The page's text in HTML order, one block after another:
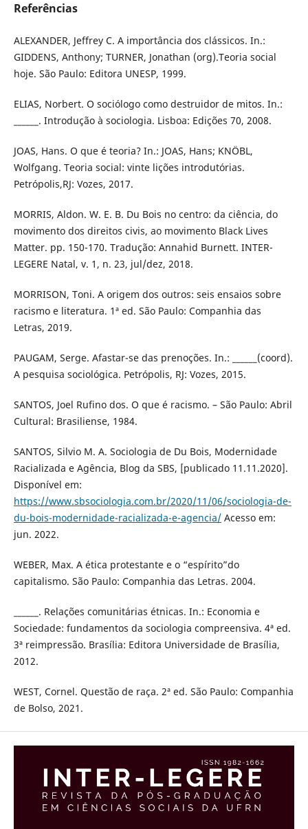
Referências
ALEXANDER, Jeffrey C. A importância dos clássicos. In.:
GIDDENS, Anthony; TURNER, Jonathan (org).Teoria social
hoje. São Paulo: Editora UNESP, 1999.
ELIAS, Norbert. O sociólogo como destruidor de mitos. In.:
______. Introdução à sociologia. Lisboa: Edições 70, 2008.
JOAS, Hans. O que é teoria? In.: JOAS, Hans; KNÖBL,
Wolfgang. Teoria social: vinte lições introdutórias.
Petrópolis,RJ: Vozes, 2017.
MORRIS, Aldon. W. E. B. Du Bois no centro: da ciência, do
movimento dos direitos civis, ao movimento Black Lives
Matter. pp. 150-170. Tradução: Annahid Burnett. INTER-
LEGERE Natal, v. 1, n. 23, jul/dez, 2018.
MORRISON, Toni. A origem dos outros: seis ensaios sobre
racismo e literatura. 1ª ed. São Paulo: Companhia das
Letras, 2019.
PAUGAM, Serge. Afastar-se das prenoções. In.: ______(coord).
A pesquisa sociológica. Petrópolis, RJ: Vozes, 2015.
SANTOS, Joel Rufino dos. O que é racismo. – São Paulo: Abril
Cultural: Brasiliense, 1984.
SANTOS, Silvio M. A. Sociologia de Du Bois, Modernidade
Racializada e Agência, Blog da SBS, [publicado 11.11.2020].
Disponível em:
https://www.sbsociologia.com.br/2020/11/06/sociologia-de-
du-bois-modernidade-racializada-e-agencia/Acesso em:
jun. 2022.
WEBER, Max. A ética protestante e o “espírito”do
capitalismo. São Paulo: Companhia das Letras. 2004.
______. Relações comunitárias étnicas. In.: Economia e
Sociedade: fundamentos da sociologia compreensiva. 4ª ed.
3ª reimpressão. Brasília: Editora Universidade de Brasília,
2012.
WEST, Cornel. Questão de raça. 2ª ed. São Paulo: Companhia
de Bolso, 2021.